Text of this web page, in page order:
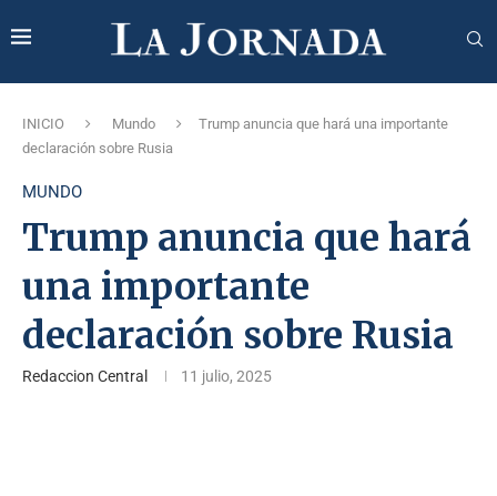
INICIO Mundo
Trump anuncia que hará una importante
declaración sobre Rusia
MUNDO
Trump anuncia que hará
una importante
declaración sobre Rusia
Redaccion Central 11 julio, 2025